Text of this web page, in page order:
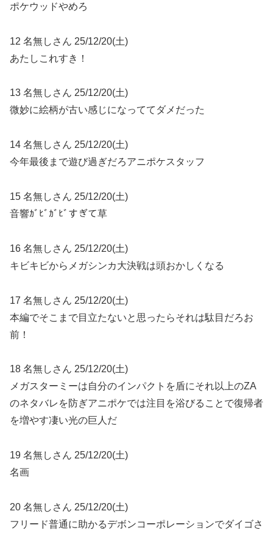
ポケウッドやめろ
12 名無しさん 25/12/20(土)
あたしこれすき！
13 名無しさん 25/12/20(土)
微妙に絵柄が古い感じになっててダメだった
14 名無しさん 25/12/20(土)
今年最後まで遊び過ぎだろアニポケスタッフ
15 名無しさん 25/12/20(土)
音響ｶﾞﾋﾞｶﾞﾋﾞすぎて草
16 名無しさん 25/12/20(土)
キビキビからメガシンカ大決戦は頭おかしくなる
17 名無しさん 25/12/20(土)
本編でそこまで目立たないと思ったらそれは駄目だろお
前！
18 名無しさん 25/12/20(土)
メガスターミーは自分のインパクトを盾にそれ以上のZA
のネタバレを防ぎアニポケでは注目を浴びることで復帰者
を増やす凄い光の巨人だ
19 名無しさん 25/12/20(土)
名画
20 名無しさん 25/12/20(土)
フリード普通に助かるデボンコーポレーションでダイゴさ